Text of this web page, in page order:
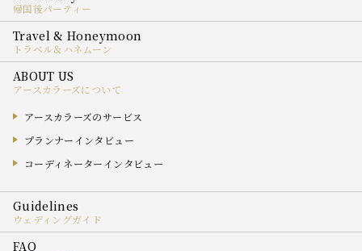
帰国後パーティー
トラベル＆ハネムーン
アースカラーズについて
アースカラーズのサービス
プランナーインタビュー
コーディネーターインタビュー
ウェディングガイド